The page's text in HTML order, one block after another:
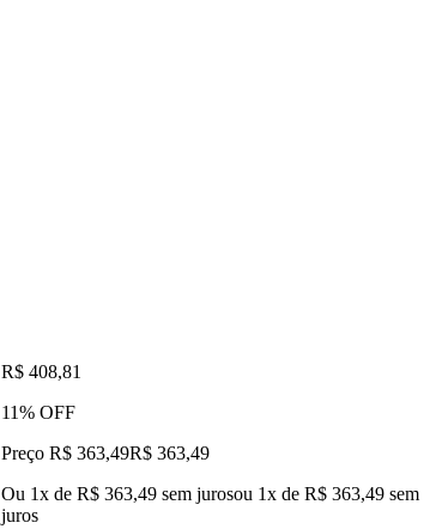
R$ 408,81
11% OFF
Preço R$ 363,49R$ 363,49
Ou 1x de R$ 363,49 sem jurosou 1x de R$ 363,49 sem
juros